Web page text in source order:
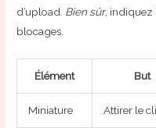
d’upload. Bien sûr, indiquez
blocages.
Élément But
Miniature Attirer le